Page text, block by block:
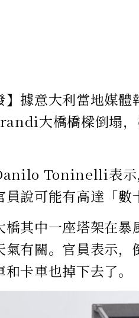
】據意大利當地媒
大橋橋樑倒塌
Toninelli表示
說可能有高達「數
橋其中一座塔架在
氣有關。官員表示
卡車也掉下去了。